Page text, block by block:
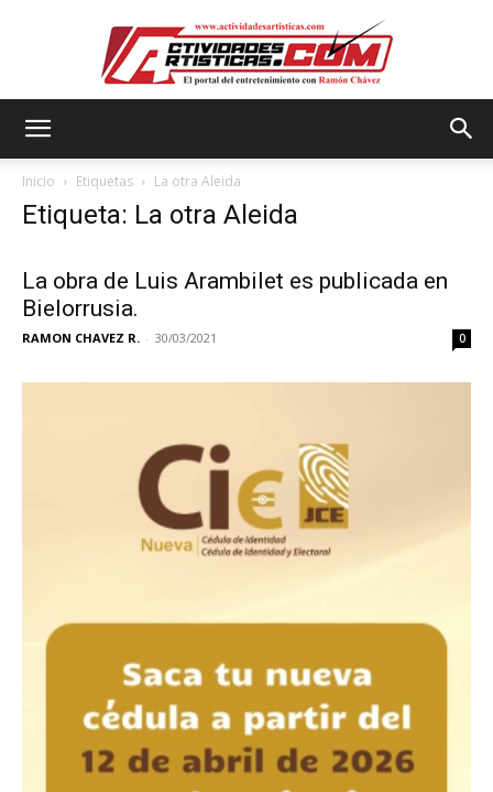
Inicio Etiquetas La otra Aleida
Etiqueta: La otra Aleida
La obra de Luis Arambilet es publicada en
Bielorrusia.
RAMON CHAVEZ R. - 30/03/2021 0